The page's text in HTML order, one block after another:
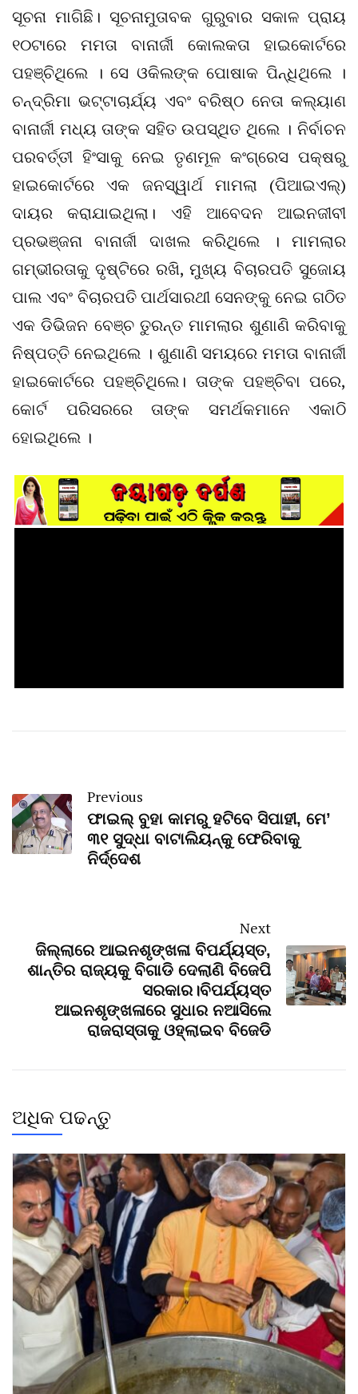
ସୂଚନା ମାଗିଛି। ସୂଚନାମୁତାବକ ଗୁରୁବାର ସକାଳ ପ୍ରାୟ
୧୦ଟାରେ ମମତା ବାନାର୍ଜୀ କୋଲକତା ହାଇକୋର୍ଟରେ
ପହଞ୍ଚିଥିଲେ । ସେ ଓକିଲଙ୍କ ପୋଷାକ ପିନ୍ଧିଥିଲେ ।
ଚନ୍ଦ୍ରିମା ଭଟ୍ଟାଚାର୍ଯ୍ୟ ଏବଂ ବରିଷ୍ଠ ନେତା କଲ୍ୟାଣ
ବାନାର୍ଜୀ ମଧ୍ୟ ତାଙ୍କ ସହିତ ଉପସ୍ଥିତ ଥିଲେ । ନିର୍ବାଚନ
ପରବର୍ତ୍ତୀ ହିଂସାକୁ ନେଇ ତୃଣମୂଳ କଂଗ୍ରେସ ପକ୍ଷରୁ
ହାଇକୋର୍ଟରେ ଏକ ଜନସ୍ୱାର୍ଥ ମାମଲା (ପିଆଇଏଲ୍)
ଦାୟର କରାଯାଇଥିଲା। ଏହି ଆବେଦନ ଆଇନଜୀବୀ
ପ୍ରଭଞ୍ଜନା ବାନାର୍ଜୀ ଦାଖଲ କରିଥିଲେ । ମାମଲାର
ଗମ୍ଭୀରତାକୁ ଦୃଷ୍ଟିରେ ରଖି, ମୁଖ୍ୟ ବିଚାରପତି ସୁଜୋୟ
ପାଲ ଏବଂ ବିଚାରପତି ପାର୍ଥସାରଥୀ ସେନଙ୍କୁ ନେଇ ଗଠିତ
ଏକ ଡିଭିଜନ ବେଞ୍ଚ ତୁରନ୍ତ ମାମଲାର ଶୁଣାଣି କରିବାକୁ
ନିଷ୍ପତ୍ତି ନେଇଥିଲେ । ଶୁଣାଣି ସମୟରେ ମମତା ବାନାର୍ଜୀ
ହାଇକୋର୍ଟରେ ପହଞ୍ଚିଥିଲେ। ତାଙ୍କ ପହଞ୍ଚିବା ପରେ,
କୋର୍ଟ ପରିସରରେ ତାଙ୍କ ସମର୍ଥକମାନେ ଏକାଠି
ହୋଇଥିଲେ ।
Previous
ଫାଇଲ୍ ବୁହା କାମରୁ ହଟିବେ ସିପାହୀ, ମେ’
୩୧ ସୁଦ୍ଧା ବାଟାଲିୟନ୍‌କୁ ଫେରିବାକୁ
ନିର୍ଦ୍ଦେଶ
Next
ଜିଲ୍ଲାରେ ଆଇନଶୃଙ୍ଖଳା ବିପର୍ଯ୍ୟସ୍ତ,
ଶାନ୍ତିର ରାଜ୍ୟକୁ ବିଗାଡି ଦେଲାଣି ବିଜେପି
ସରକାର।ବିପର୍ଯ୍ୟସ୍ତ
ଆଇନଶୃଙ୍ଖଳାରେ ସୁଧାର ନଆସିଲେ
ରାଜରାସ୍ତାକୁ ଓହ୍ଲାଇବ ବିଜେଡି
ଅଧିକ ପଢନ୍ତୁ